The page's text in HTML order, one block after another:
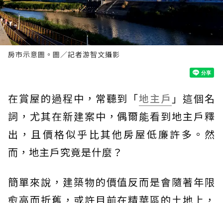
房市示意圖。圖／記者游智文攝影
在賞屋的過程中，常聽到「地主戶 」這個名
詞，尤其在新建案中，偶爾能看到地主戶釋
出，且價格似乎比其他房屋低廉許多。然
而，地主戶究竟是什麼？
簡單來說，建築物的價值反而是會隨著年限
愈高而折舊，或許目前在精華區的土地上，